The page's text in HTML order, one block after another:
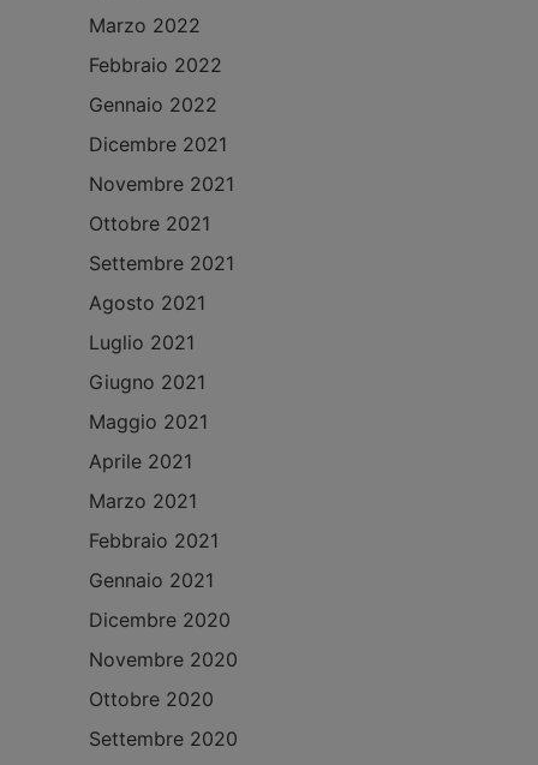
Marzo 2022
Febbraio 2022
Gennaio 2022
Dicembre 2021
Novembre 2021
Ottobre 2021
Settembre 2021
Agosto 2021
Luglio 2021
Giugno 2021
Maggio 2021
Aprile 2021
Marzo 2021
Febbraio 2021
Gennaio 2021
Dicembre 2020
Novembre 2020
Ottobre 2020
Settembre 2020